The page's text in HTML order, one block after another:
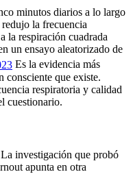
minutos diarios a lo largo
la frecuencia
la respiración cuadrada
un ensayo aleatorizado de
Es la evidencia más
consciente que existe.
respiratoria y calidad
cuestionario.
investigación que probó
apunta en otra